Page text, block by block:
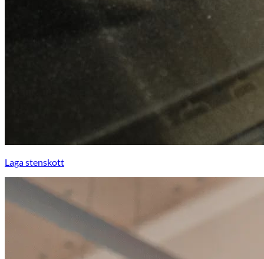
Laga stenskott